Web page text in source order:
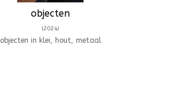
objecten
(2024)
objecten in klei, hout, metaal